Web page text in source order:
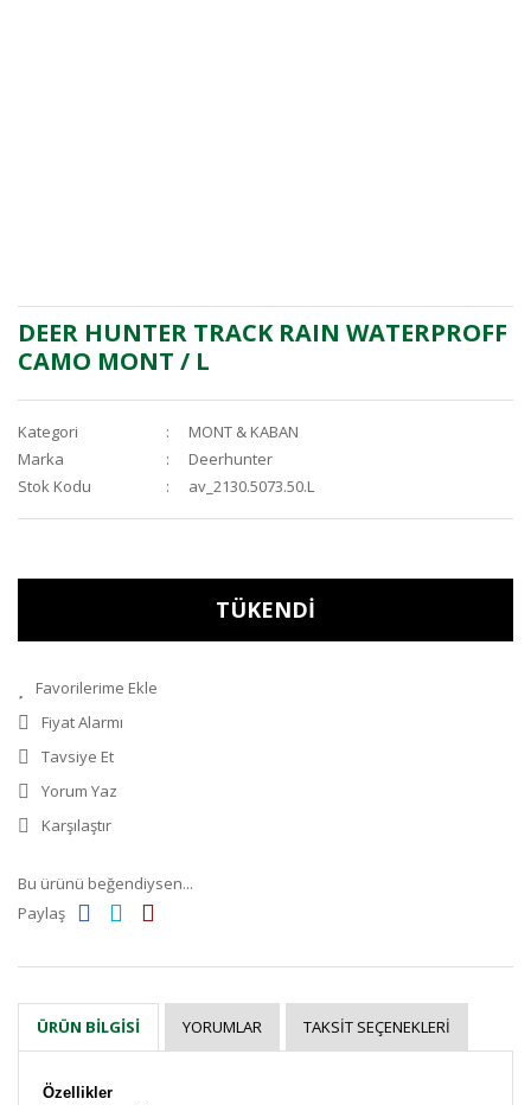
DEER HUNTER TRACK RAIN WATERPROFF
CAMO MONT / L
Kategori
MONT & KABAN
Marka
Deerhunter
Stok Kodu
av_2130.5073.50.L
TÜKENDİ
Fiyat Alarmı
Tavsiye Et
Yorum Yaz
Karşılaştır
Bu ürünü beğendiysen...
Paylaş
ÜRÜN BILGISI YORUMLAR TAKSIT SEÇENEKLERI
Özellikler